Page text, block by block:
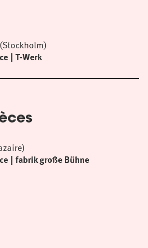
T-Werk
fabrik große Bühne